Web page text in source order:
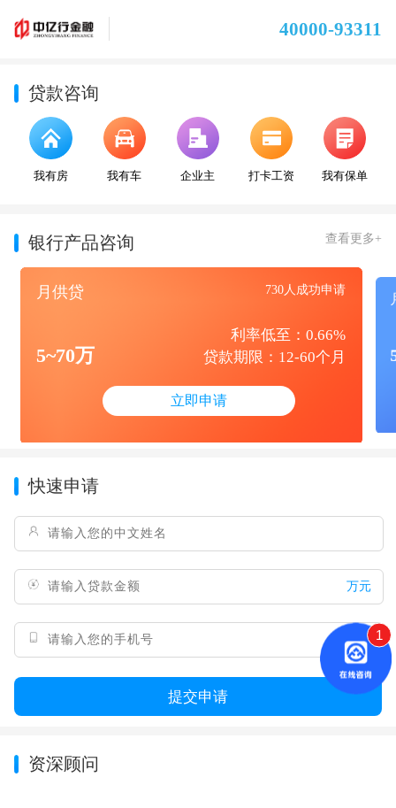
40000-93311
贷款咨询
我有房 我有车 企业主 打卡工资 我有保单
银行产品咨询 查看更多+
月供贷 730人成功申请
5~70万
利率低至：0.66%
贷款期限：12-60个月
立即申请
快速申请
万元
提交申请
资深顾问
1